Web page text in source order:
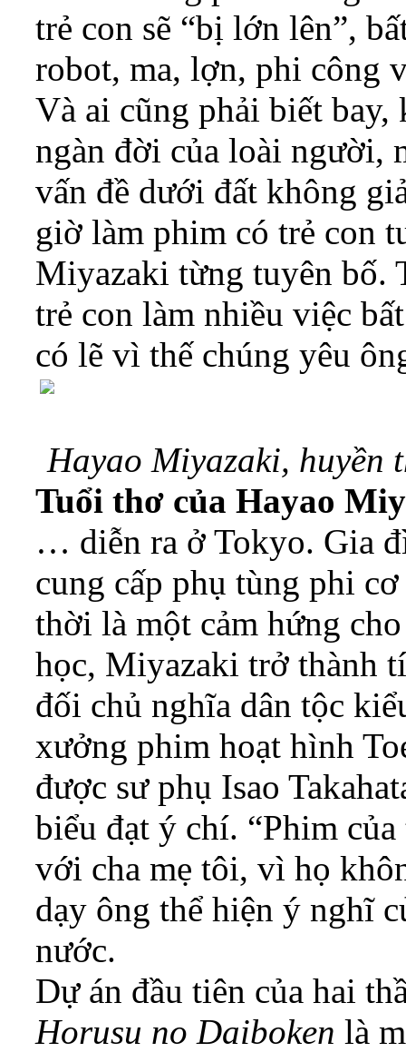
trẻ con sẽ “bị lớn lên”,
robot, ma, lợn, phi công
Và ai cũng phải biết
ngàn đời của loài người,
vấn đề dưới đất không
giờ làm phim có trẻ con
Miyazaki từng tuyên bố.
trẻ con làm nhiều việc
có lẽ vì thế chúng yêu
Hayao Miyazaki, huyền
Tuổi thơ của Hayao
… diễn ra ở Tokyo. Gia
cung cấp phụ tùng phi
thời là một cảm hứng
học, Miyazaki trở thành
đối chủ nghĩa dân tộc
xưởng phim hoạt hình
được sư phụ Isao
biểu đạt ý chí. “Phim
với cha mẹ tôi, vì họ
dạy ông thể hiện ý nghĩ
nước.
Dự án đầu tiên của hai
Horusu no Daiboken là